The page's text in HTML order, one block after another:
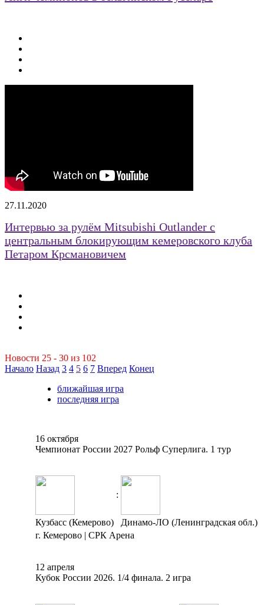
27.11.2020
Интервью за рулём Mitsubishi Outlander с
центральным блокирующим кемеровского клуба
Петаром Крсмановичем
Новости 25 - 30 из 102
Начало Назад 3 4 5 6 7 Вперед Конец
ближайшая игра
последняя игра
16 октября
Чемпионат России 2027 Рольф Суперлига. 1 тур
:
Кузбасс (Кемерово)
Динамо-ЛО (Ленинградская обл.)
г. Кемерово | СРК Арена
12 апреля
Кубок России 2026. 1/4 финала. 2 игра